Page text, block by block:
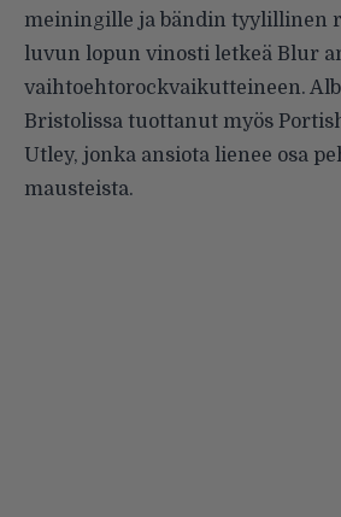
meiningille ja bändin tyylillinen
luvun lopun vinosti letkeä Blur
vaihtoehtorockvaikutteineen.
Bristolissa tuottanut myös
Utley, jonka ansiota lienee osa
mausteista.